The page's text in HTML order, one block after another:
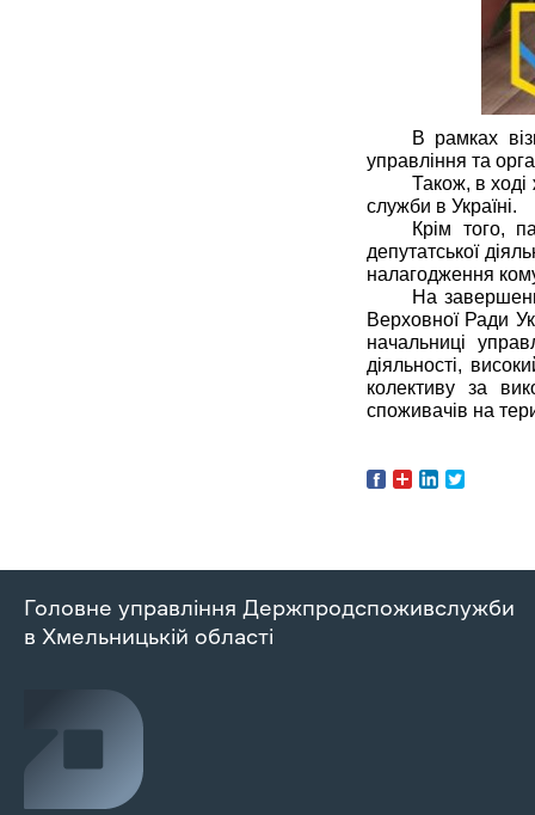
В рамках
управління та
Також, в
служби в Україні.
Крім того,
депутатської
налагодження
На
Верховної Ради
начальниці
діяльності,
колективу за
споживачів на
Головне управління Держпродспоживслужби
в Хмельницькій області